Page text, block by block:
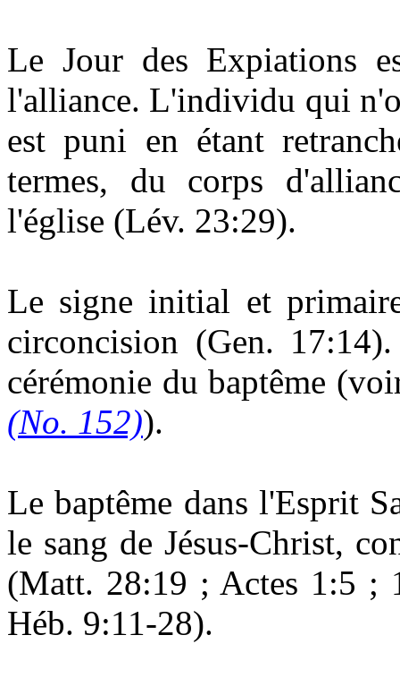
Le Jour des Expiations
l'alliance. L'individu qui
est puni en étant
termes, du corps
l'église (Lév. 23:29).
Le signe initial et
circoncision (Gen.
cérémonie du baptême
(No. 152)).
Le baptême dans l'Esprit
le sang de Jésus-Christ,
(Matt. 28:19 ; Actes 1:5 ;
Héb. 9:11-28).